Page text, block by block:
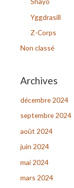
Yggdrasill
Z-Corps
Non classé
Archives
décembre 2024
septembre 2024
août 2024
juin 2024
mai 2024
mars 2024